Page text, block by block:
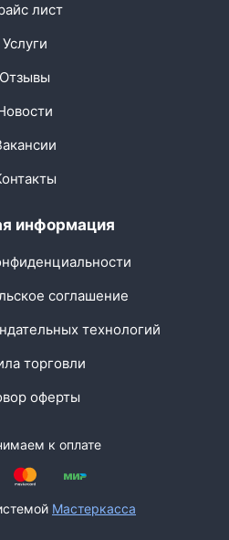
лист
Услуги
Отзывы
информация
соглашение
технологий
торговли
оферты
к оплате
Мастеркасса